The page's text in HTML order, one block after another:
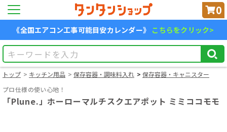
0
《全国エアコン工事可能目安カレンダー》 こちらをクリック>
トップ キッチン用品 保存容器・調味料入れ
保存容器・キャニスター
プロ仕様の使い心地！
「Plune.」ホーローマルチスクエアポット ミミココモモ